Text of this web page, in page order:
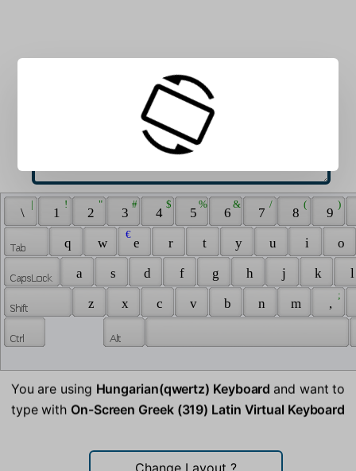
Type Greek (319) Latin characters into the box:
\
|
1
!
2
"
3
#
4
$
5
%
6
&
7
/
8
(
9
)
q w e
€
r t y u i
o
a
s d f g h j k
z
x c v b n m ,
;
You are using Hungarian(qwertz) Keyboard and want to
type with On-Screen Greek (319) Latin Virtual Keyboard
Change Layout ?